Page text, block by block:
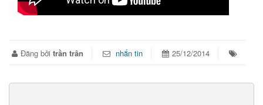
Đăng bởi trần trân nhắn tin 25/12/2014